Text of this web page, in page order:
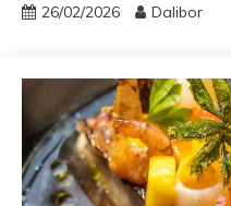
26/02/2026 Dalibor